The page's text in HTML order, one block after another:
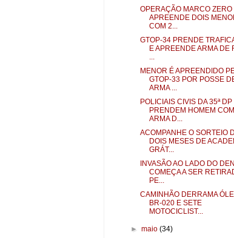
OPERAÇÃO MARCO ZERO II
APREENDE DOIS
COM 2...
GTOP-34 PRENDE
E APREENDE ARMA DE
...
MENOR É APREENDIDO
GTOP-33 POR POSSE
ARMA ...
POLICIAIS CIVIS DA 35ª DP
PRENDEM HOMEM COM
ARMA D...
ACOMPANHE O SORTEIO
DOIS MESES DE
GRÁT...
INVASÃO AO LADO DO
COMEÇA A SER
PE...
CAMINHÃO DERRAMA
BR-020 E SETE
MOTOCICLIST...
►maio(34)